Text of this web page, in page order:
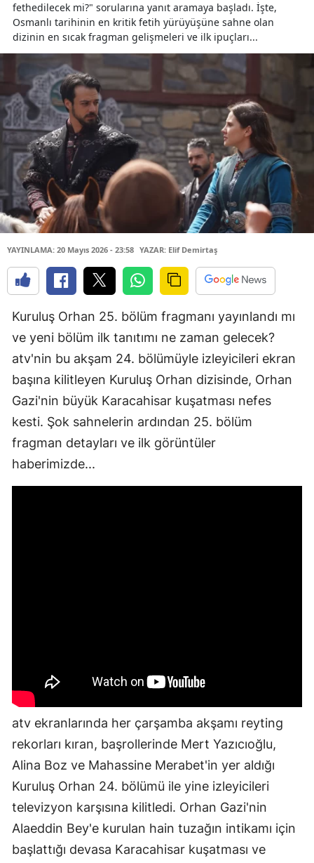
fethedilecek mi?" sorularına yanıt aramaya başladı. İşte,
Osmanlı tarihinin en kritik fetih yürüyüşüne sahne olan
dizinin en sıcak fragman gelişmeleri ve ilk ipuçları...
YAYINLAMA: 20 Mayıs 2026 - 23:58 YAZAR: Elif Demirtaş
Kuruluş Orhan 25. bölüm fragmanı yayınlandı mı
ve yeni bölüm ilk tanıtımı ne zaman gelecek?
atv'nin bu akşam 24. bölümüyle izleyicileri ekran
başına kilitleyen Kuruluş Orhan dizisinde, Orhan
Gazi'nin büyük Karacahisar kuşatması nefes
kesti. Şok sahnelerin ardından 25. bölüm
fragman detayları ve ilk görüntüler
haberimizde...
atv ekranlarında her çarşamba akşamı reyting
rekorları kıran, başrollerinde Mert Yazıcıoğlu,
Alina Boz ve Mahassine Merabet'in yer aldığı
Kuruluş Orhan 24. bölümü ile yine izleyicileri
televizyon karşısına kilitledi. Orhan Gazi'nin
Alaeddin Bey'e kurulan hain tuzağın intikamı için
başlattığı devasa Karacahisar kuşatması ve